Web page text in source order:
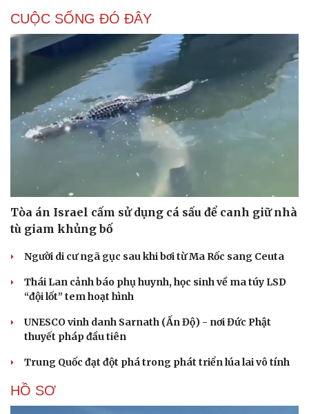
CUỘC SỐNG ĐÓ ĐÂY
Tòa án Israel cấm sử dụng cá sấu để canh giữ nhà
tù giam khủng bố
Người di cư ngã gục sau khi bơi từ Ma Rốc sang Ceuta
Thái Lan cảnh báo phụ huynh, học sinh về ma túy LSD
“đội lốt” tem hoạt hình
UNESCO vinh danh Sarnath (Ấn Độ) - nơi Đức Phật
thuyết pháp đầu tiên
Trung Quốc đạt đột phá trong phát triển lúa lai vô tính
HỒ SƠ